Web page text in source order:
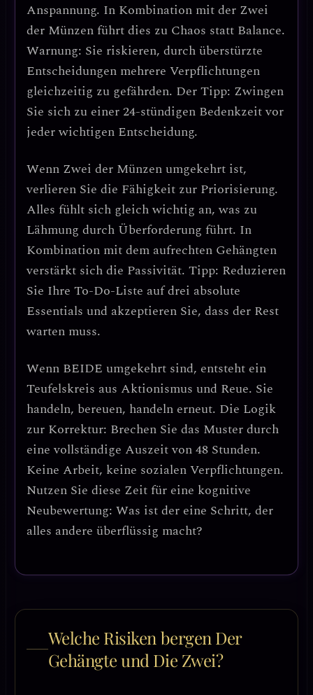
Anspannung. In Kombination mit der Zwei
der Münzen führt dies zu Chaos statt Balance.
Warnung: Sie riskieren, durch überstürzte
Entscheidungen mehrere Verpflichtungen
gleichzeitig zu gefährden. Der Tipp: Zwingen
Sie sich zu einer 24-stündigen Bedenkzeit vor
jeder wichtigen Entscheidung.
Wenn Zwei der Münzen umgekehrt ist,
verlieren Sie die Fähigkeit zur Priorisierung.
Alles fühlt sich gleich wichtig an, was zu
Lähmung durch Überforderung führt. In
Kombination mit dem aufrechten Gehängten
verstärkt sich die Passivität. Tipp: Reduzieren
Sie Ihre To-Do-Liste auf drei absolute
Essentials und akzeptieren Sie, dass der Rest
warten muss.
Wenn BEIDE umgekehrt sind, entsteht ein
Teufelskreis aus Aktionismus und Reue. Sie
handeln, bereuen, handeln erneut. Die Logik
zur Korrektur: Brechen Sie das Muster durch
eine vollständige Auszeit von 48 Stunden.
Keine Arbeit, keine sozialen Verpflichtungen.
Nutzen Sie diese Zeit für eine kognitive
Neubewertung: Was ist der eine Schritt, der
alles andere überflüssig macht?
Welche Risiken bergen Der
Gehängte und Die Zwei?